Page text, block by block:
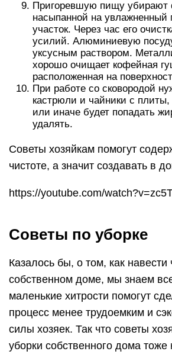
Пригоревшую пищу
насыпанной на увлажненный
участок. Через час его
усилий. Алюминиевую
уксусным раствором.
хорошо очищает кофейная
расположенная на
При работе со сковородой
кастрюли и чайники с плиты,
или иначе будет попадать
удалять.
Советы хозяйкам помогут
чистоте, а значит создавать в
https://youtube.com/
Советы по уборке
Казалось бы, о том, как навести
собственном доме, мы знаем
маленькие хитрости помогут
процесс менее трудоемким и
силы хозяек. Так что советы
уборки собственного дома